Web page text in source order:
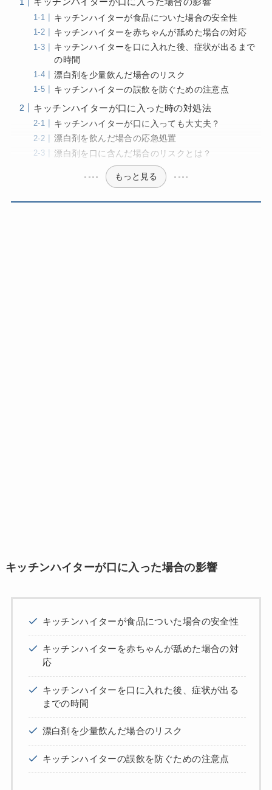
キッチンハイターが食品についた場合の安全性
キッチンハイターを赤ちゃんが舐めた場合の対応
キッチンハイターを口に入れた後、症状が出るまで
の時間
漂白剤を少量飲んだ場合のリスク
キッチンハイターの誤飲を防ぐための注意点
キッチンハイターが口に入った時の対処法
キッチンハイターが口に入っても大丈夫？
漂白剤を飲んだ場合の応急処置
漂白剤を口に含んだ場合のリスクとは？
もっと見る
キッチンハイターが口に入った場合の影響
キッチンハイターが食品についた場合の安全性
キッチンハイターを赤ちゃんが舐めた場合の対
応
キッチンハイターを口に入れた後、症状が出る
までの時間
漂白剤を少量飲んだ場合のリスク
キッチンハイターの誤飲を防ぐための注意点